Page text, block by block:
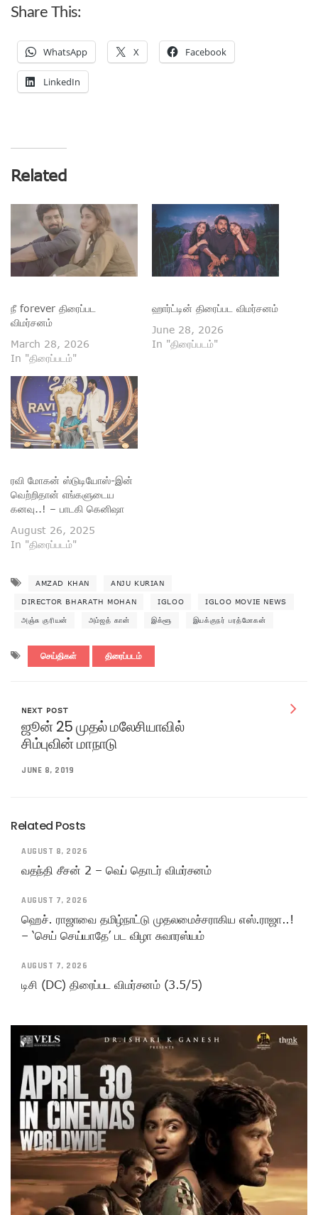
Share This:
WhatsApp X Facebook
LinkedIn
Related
நீ forever திரைப்பட
விமர்சனம்
March 28, 2026
In "திரைப்படம்"
ஹார்ட்டின் திரைப்பட விமர்சனம்
June 28, 2026
In "திரைப்படம்"
ரவி மோகன் ஸ்டுடியோஸ்-இன்
வெற்றிதான் எங்களுடைய
கனவு..! – பாடகி கெனிஷா
August 26, 2025
In "திரைப்படம்"
AMZAD KHAN ANJU KURIAN
DIRECTOR BHARATH MOHAN IGLOO IGLOO MOVIE NEWS
அஞ்சு குரியன் அம்ஜத் கான் இக்ளூ இயக்குநர் பரத்மோகன்
செய்திகள் திரைப்படம்
NEXT POST
ஜூன் 25 முதல் மலேசியாவில்
சிம்புவின் மாநாடு
JUNE 8, 2019
Related Posts
AUGUST 8, 2026
வதந்தி சீசன் 2 – வெப் தொடர் விமர்சனம்
AUGUST 7, 2026
ஹெச். ராஜாவை தமிழ்நாட்டு முதலமைச்சராகிய எஸ்.ராஜா..!
– ‘செய் செய்யாதே’ பட விழா சுவாரஸ்யம்
AUGUST 7, 2026
டிசி (DC) திரைப்பட விமர்சனம் (3.5/5)